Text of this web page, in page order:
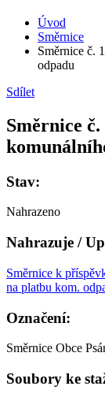
Úvod
Směrnice
Směrnice č.
odpadu
Sdílet
Směrnice
Stav:
Nahrazeno
Nahrazuje /
Směrnice k
na platbu kom.
Označení:
Směrnice Obce
Soubory ke